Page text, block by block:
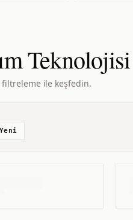
filtreleme ile keşfedin.
Yeni